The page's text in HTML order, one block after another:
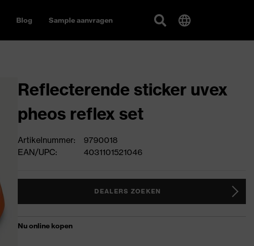
Blog Sample aanvragen
Reflecterende sticker uvex
pheos reflex set
Artikelnummer:
9790018
EAN/UPC:
4031101521046
DEALERS ZOEKEN